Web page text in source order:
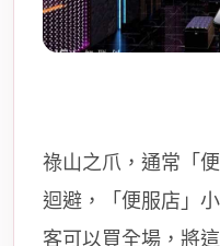
祿山之爪，通常「
迴避，「便服店」
客可以買全場，將